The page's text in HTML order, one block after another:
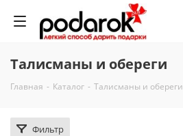
Талисманы и обереги
Главная - Каталог - Талисманы и обереги
Фильтр